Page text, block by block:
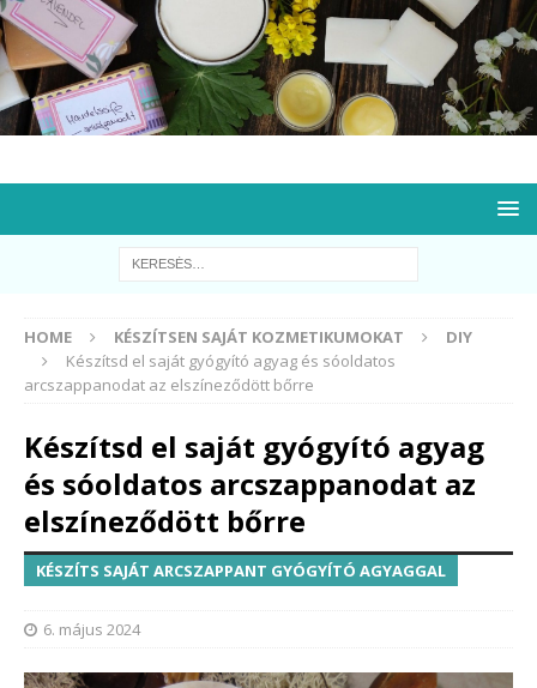
HOME KÉSZÍTSEN SAJÁT KOZMETIKUMOKAT
DIY
Készítsd el saját gyógyító agyag és sóoldatos
arcszappanodat az elszíneződött bőrre
Készítsd el saját gyógyító agyag
és sóoldatos arcszappanodat az
elszíneződött bőrre
KÉSZÍTS SAJÁT ARCSZAPPANT GYÓGYÍTÓ AGYAGGAL
6. május 2024